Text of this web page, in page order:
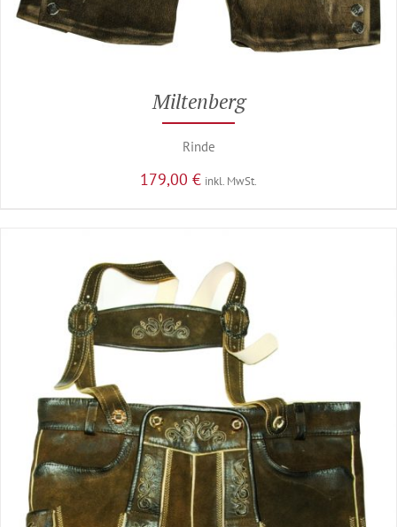
Miltenberg
Rinde
179,00 € inkl. MwSt.